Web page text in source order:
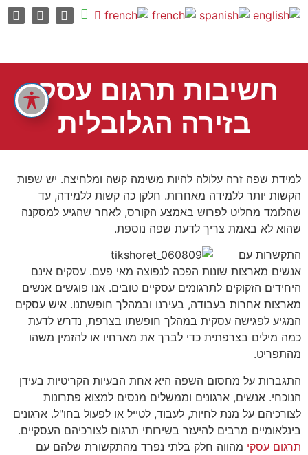
חשיבות תרגום עסקי
בזירה הגלובלית
למידת שפה זרה עלולה להיות משימה קשה ומלחיצה. יש שפות
הקשות יותר ללמידה מאחרות. חלקן כה קשות ללמידה, עד
שהלומד מחליט לפרוש באמצע הקורס, לאחר שהגיע למסקנה
שהוא לא באמת צריך לדעת שפה נוספת.
התקשרות עם
אנשים מארצות שונות הפכה לנפוצה מאי פעם. עסקים אינם
היחידים הזקוקים לתרגומים עסקיים טובים. אנו פוגשים אנשים
מארצות אחרות בעבודה, בעירנו ובמהלך חופשתנו. איש עסקים
המגיע לפגישה עסקית במהלך חופשתו בצרפת, נדרש לדעת
כמה מילים בצרפתית כדי לברך את מארחיו או להזמין משהו
מהתפריט.
התגברות על מחסום השפה היא אחת הבעיות הקריטיות בעידן
הנוכחי. אנשים, ארגונים וממשלים מנסים למצוא פתרונות
לצורכיהם על מנת לחיות, לעבוד, לטייל או לפעול בחו"ל. ארגונים
בינלאומיים מרבים להיעזר בשירותי תרגום לצורכיהם העסקיים.
תרגום עסקי מהווה חלק בלתי נפרד מהתקשורת שלהם עם